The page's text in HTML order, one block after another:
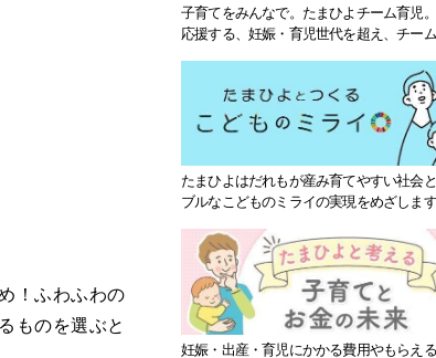
！ふわふわの
ものを選ぶと
子育てをみんなで。たまひよチーム育児
応援する、妊娠・育児世代を超え、チー
たまひよはだれもが産み育てやすい社会
ブルなこどものミライの実現をめざします
妊娠・出産・育児にかかる費用やもらえ